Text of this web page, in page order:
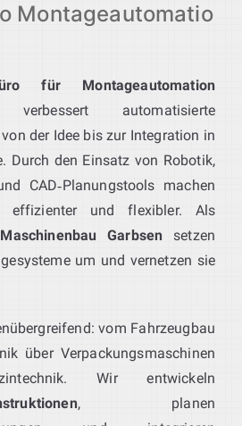
Montageautomatio
für Montageautomation
automatisierte
der Idee bis zur Integration in
Durch den Einsatz von Robotik,
CAD‑Planungstools machen
effizienter und flexibler. Als
Garbsen setzen
um und vernetzen sie
vom Fahrzeugbau
über Verpackungsmaschinen
Wir entwickeln
, planen